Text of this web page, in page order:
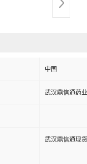
中国
武汉鼎信通药
武汉鼎信通现